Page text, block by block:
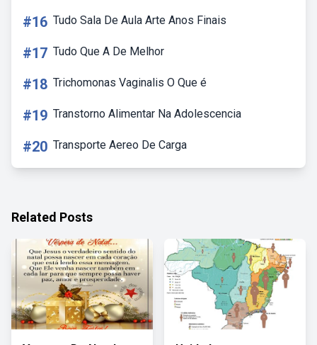
#16 Tudo Sala De Aula Arte Anos Finais
#17 Tudo Que A De Melhor
#18 Trichomonas Vaginalis O Que é
#19 Transtorno Alimentar Na Adolescencia
#20 Transporte Aereo De Carga
Related Posts